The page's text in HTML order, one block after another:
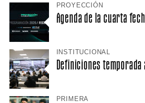
PROYECCIÓN
Agenda de la cuarta
INSTITUCIONAL
Definiciones temporada
PRIMERA